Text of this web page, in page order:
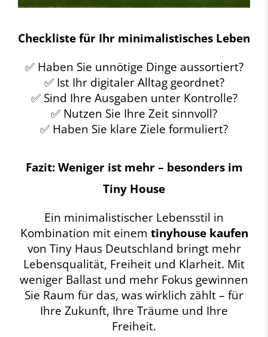
Checkliste für Ihr minimalistisches Leben
✅ Haben Sie unnötige Dinge aussortiert?
✅ Ist Ihr digitaler Alltag geordnet?
✅ Sind Ihre Ausgaben unter Kontrolle?
✅ Nutzen Sie Ihre Zeit sinnvoll?
✅ Haben Sie klare Ziele formuliert?
Fazit: Weniger ist mehr – besonders im
Tiny House
Ein minimalistischer Lebensstil in
Kombination mit einem tinyhouse kaufen
von Tiny Haus Deutschland bringt mehr
Lebensqualität, Freiheit und Klarheit. Mit
weniger Ballast und mehr Fokus gewinnen
Sie Raum für das, was wirklich zählt – für
Ihre Zukunft, Ihre Träume und Ihre
Freiheit.